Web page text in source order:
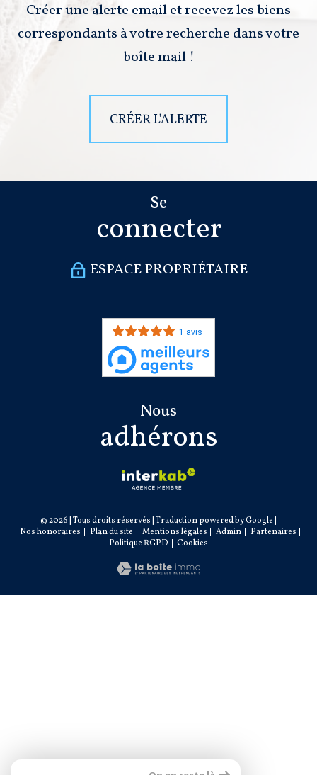
Créer une alerte email et recevez les biens
correspondants à votre recherche dans votre
boîte mail !
CRÉER L'ALERTE
Se
connecter
ESPACE PROPRIÉTAIRE
1 avis
Nous
adhérons
© 2026 | Tous droits réservés | Traduction powered by Google |
Nos honoraires
Plan du site Mentions légales Admin
Partenaires
Politique RGPD
Cookies